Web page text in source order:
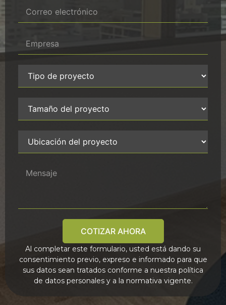
COTIZAR AHORA
Al completar este formulario, usted está dando su
consentimiento previo, expreso e informado para que
sus datos sean tratados conforme a nuestra política
de datos personales y a la normativa vigente.